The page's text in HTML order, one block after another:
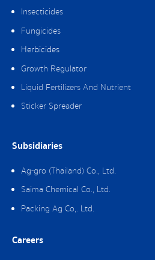
Insecticides
Fungicides
Herbicides
Growth Regulator
Liquid Fertilizers And Nutrient
Sticker Spreader
Subsidiaries
Ag-gro (Thailand) Co., Ltd.
Saima Chemical Co., Ltd.
Packing Ag Co,. Ltd.
Careers